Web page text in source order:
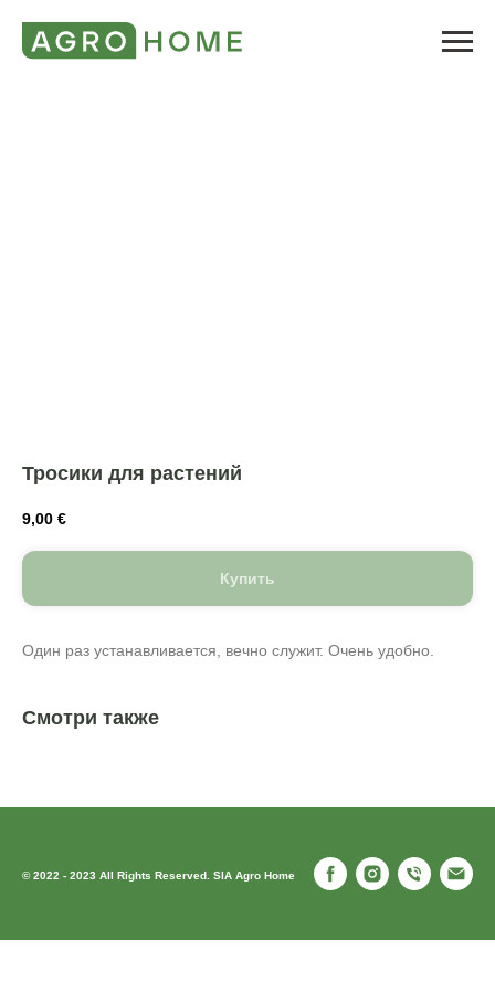
Тросики для растений
9,00 €
Купить
Один раз устанавливается, вечно служит. Очень удобно.
Смотри также
© 2022 - 2023 All Rights Reserved. SIA Agro Home